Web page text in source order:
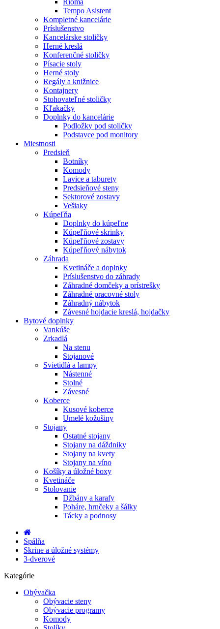
Rioma
Tempo Asistent
Kompletné kancelárie
Príslušenstvo
Kancelárske stoličky
Herné kreslá
Konferenčné stoličky
Písacie stoly
Herné stoly
Regály a knižnice
Kontajnery
Stohovateľné stoličky
Kľakačky
Doplnky do kancelárie
Podložky pod stoličky
Podstavce pod monitory
Miestnosti
Predsieň
Botníky
Komody
Lavice a taburety
Predsieňové steny
Sektorové zostavy
Vešiaky
Kúpeľňa
Doplnky do kúpeľne
Kúpeľňové skrinky
Kúpeľňové zostavy
Kúpeľňový nábytok
Záhrada
Kvetináče a doplnky
Príslušenstvo do záhrady
Záhradné domčeky a prístrešky
Záhradné pracovné stoly
Záhradný nábytok
Závesné hojdacie kreslá, hojdačky
Bytové doplnky
Vankúše
Zrkadlá
Na stenu
Stojanové
Svietidlá a lampy
Nástenné
Stolné
Závesné
Koberce
Kusové koberce
Umelé kožušiny
Stojany
Ostatné stojany
Stojany na dáždniky
Stojany na kvety
Stojany na víno
Košíky a úložné boxy
Kvetináče
Stolovanie
Džbány a karafy
Poháre, hrnčeky a šálky
Tácky a podnosy
Spálňa
Skrine a úložné systémy
3-dverové
Kategórie
Obývačka
Obývacie steny
Obývacie programy
Komody